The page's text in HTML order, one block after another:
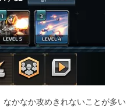
かなか攻めきれないことが多い